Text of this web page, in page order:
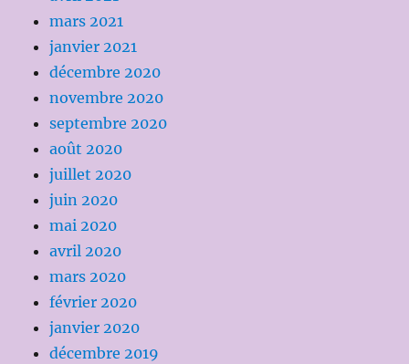
mars 2021
janvier 2021
décembre 2020
novembre 2020
septembre 2020
août 2020
juillet 2020
juin 2020
mai 2020
avril 2020
mars 2020
février 2020
janvier 2020
décembre 2019